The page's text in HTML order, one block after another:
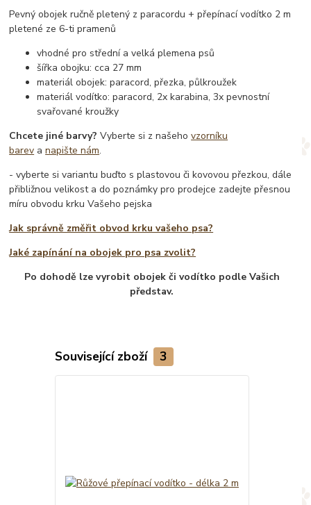
Pevný obojek ručně pletený z paracordu + přepínací vodítko 2 m
pletené ze 6-ti pramenů
vhodné pro střední a velká plemena psů
šířka obojku: cca 27 mm
materiál obojek: paracord, přezka, půlkroužek
materiál vodítko: paracord, 2x karabina, 3x pevnostní
svařované kroužky
Chcete jiné barvy? Vyberte si z našehovzorníku
barev anapište nám.
- vyberte si variantu buďto s plastovou či kovovou přezkou, dále
přibližnou velikost a do poznámky pro prodejce zadejte přesnou
míru obvodu krku Vašeho pejska
Jak správně změřit obvod krku vašeho psa?
Jaké zapínání na obojek pro psa zvolit?
Po dohodě lze vyrobit obojek či vodítko podle Vašich
představ.
Související zboží 3